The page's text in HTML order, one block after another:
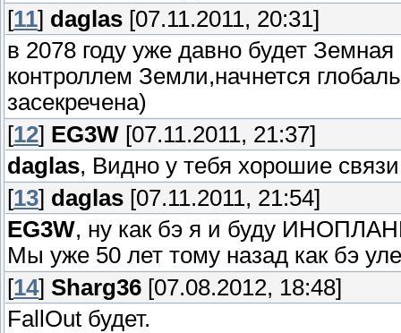
[11] daglas [07.11.2011, 20:31]
в 2078 году уже давно будет
контроллем Земли,начнется
засекречена)
[12] EG3W [07.11.2011, 21:37]
daglas, Видно у тебя хорошие
[13] daglas [07.11.2011, 21:54]
EG3W, ну как бэ я и буду
Мы уже 50 лет тому назад как бэ
[14] Sharg36 [07.08.2012, 18:48]
FallOut будет.